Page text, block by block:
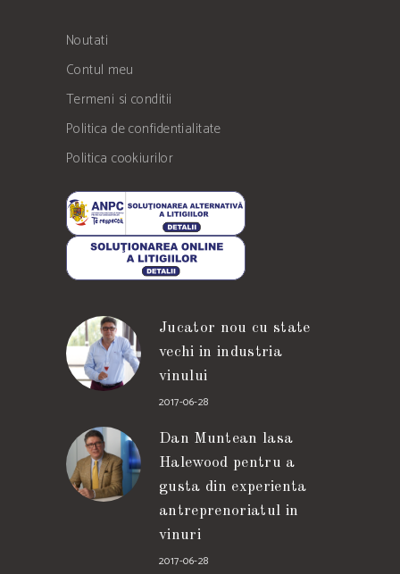
Noutati
Contul meu
Termeni si conditii
Politica de confidentialitate
Politica cookiurilor
Jucator nou cu state
vechi in industria
vinului
2017-06-28
Dan Muntean lasa
Halewood pentru a
gusta din experienta
antreprenoriatul in
vinuri
2017-06-28